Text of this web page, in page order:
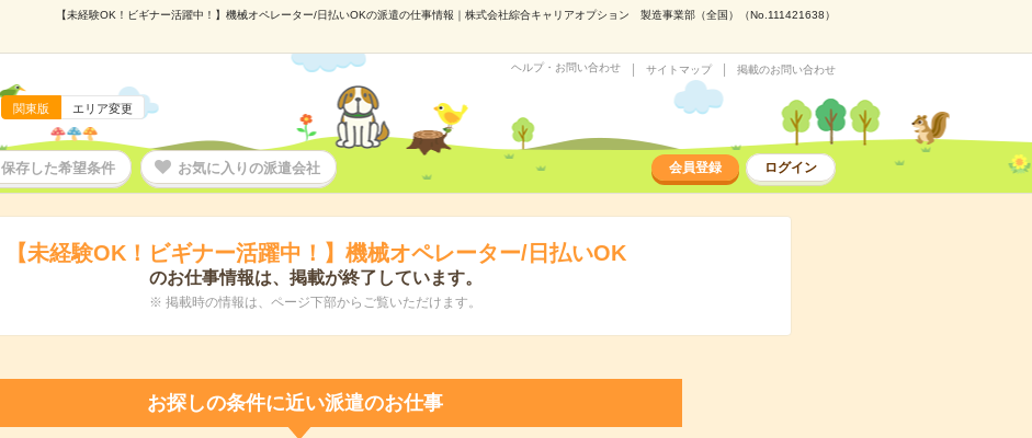
【未経験OK！ビギナー活躍中！】機械オペレーター/日払いOKの派遣の仕事情報｜株式会社綜合キャリアオプション 製造事業部（全国）（No.111421638）
関東版 エリア変更
ヘルプ・お問い合わせ サイトマップ 掲載のお問い合わせ
保存した希望条件 お気に入りの派遣会社 会員登録 ログイン
【未経験OK！ビギナー活躍中！】機械オペレーター/日払いOK
のお仕事情報は、掲載が終了しています。
※ 掲載時の情報は、ページ下部からご覧いただけます。
お探しの条件に近い派遣のお仕事